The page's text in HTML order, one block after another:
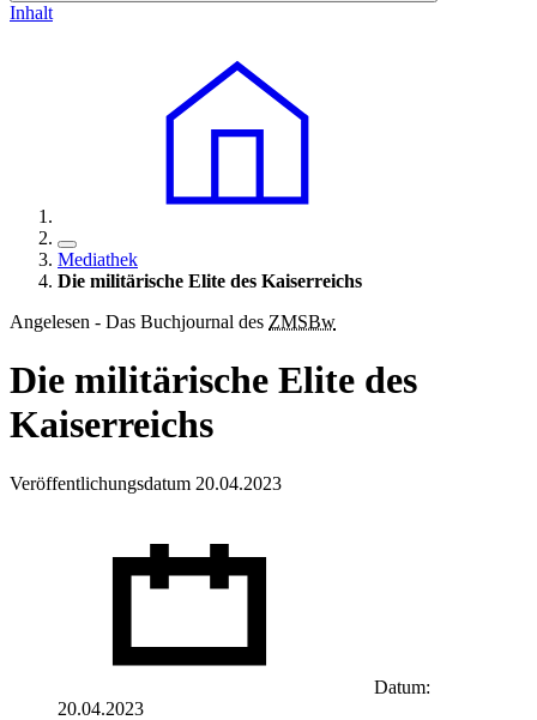
Inhalt
Mediathek
Die militärische Elite des Kaiserreichs
Angelesen - Das Buchjournal des ZMSBw
Die militärische Elite des
Kaiserreichs
Veröffentlichungsdatum 20.04.2023
Datum:
20.04.2023